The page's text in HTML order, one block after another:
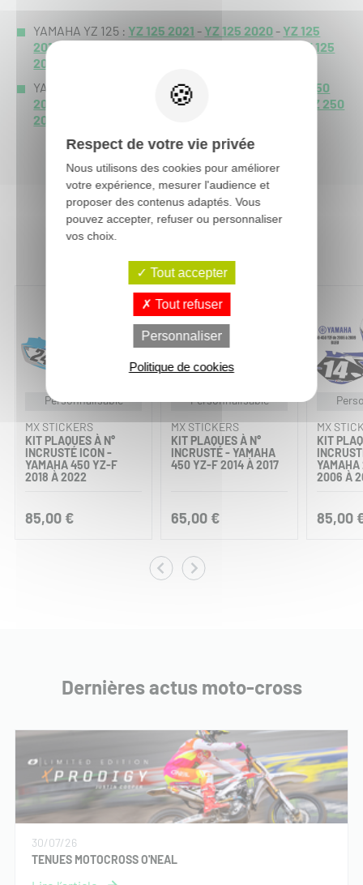
YAMAHA YZ 125 : YZ 125 2021 - YZ 125 2020-YZ 125
2019
YZ 125
2015
YAMAHA YZ 250 :
YZ 250 2021
YZ 250
2019
YZ 250 2017
YZ 250
2015
Vous aimerez aussi :
Personnalisable
MX STICKERS
KIT PLAQUES À N°
INCRUSTÉ ICON -
YAMAHA 450 YZ-F
2018 À 2022
85,00 €
Personnalisable
MX STICKERS
KIT PLAQUES À N°
INCRUSTÉ - YAMAHA
450 YZ-F 2014 À 2017
65,00 €
MX
KIT
2006 À
85,00
Dernières actus moto-cross
30/07/26
TENUES MOTOCROSS O'NEAL
Respect de votre vie privée
Nous utilisons des cookies pour améliorer
votre expérience, mesurer l'audience et
proposer des contenus adaptés. Vous
pouvez accepter, refuser ou personnaliser
vos choix.
Tout accepter
Tout refuser
Personnaliser
Politique de cookies